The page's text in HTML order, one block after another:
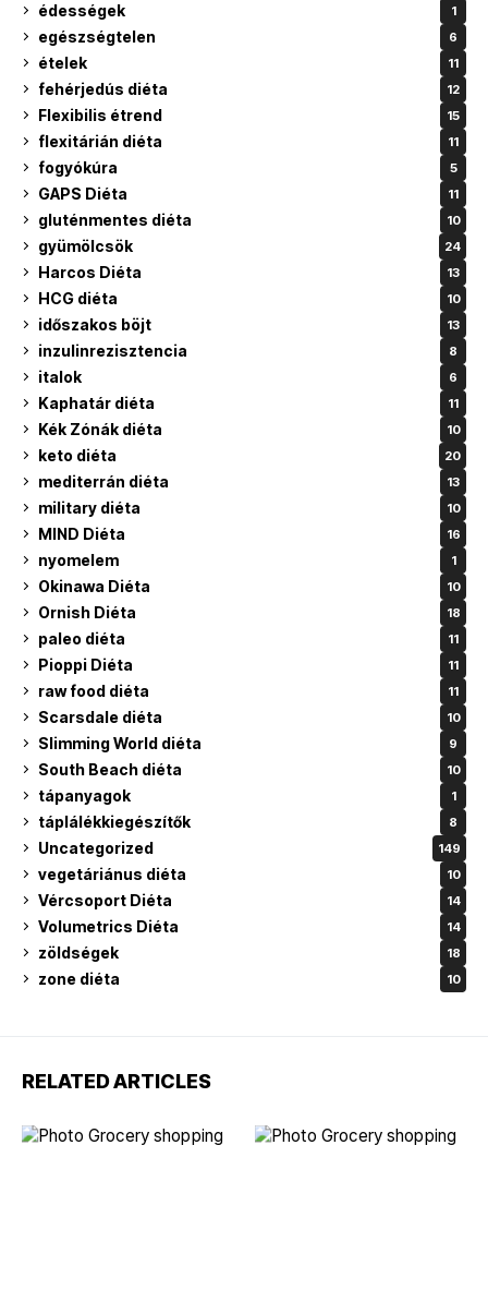
édességek 1
egészségtelen 6
ételek 11
fehérjedús diéta 12
Flexibilis étrend 15
flexitárián diéta 11
fogyókúra 5
GAPS Diéta 11
gluténmentes diéta 10
gyümölcsök 24
Harcos Diéta 13
HCG diéta 10
időszakos böjt 13
inzulinrezisztencia 8
italok 6
Kaphatár diéta 11
Kék Zónák diéta 10
keto diéta 20
mediterrán diéta 13
military diéta 10
MIND Diéta 16
nyomelem 1
Okinawa Diéta 10
Ornish Diéta 18
paleo diéta 11
Pioppi Diéta 11
raw food diéta 11
Scarsdale diéta 10
Slimming World diéta 9
South Beach diéta 10
tápanyagok 1
táplálékkiegészítők 8
Uncategorized 149
vegetáriánus diéta 10
Vércsoport Diéta 14
Volumetrics Diéta 14
zöldségek 18
zone diéta 10
RELATED ARTICLES